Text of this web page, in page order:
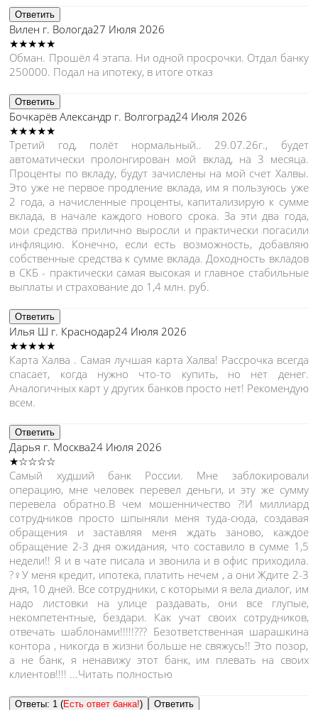
Ответить
Вилен г. Вологда27 Июля 2026
★★★★★
Обман. Прошёл 4 этапа. Ни одной просрочки. Отдал банку
250000. Подал на ипотеку, в итоге отказ
Ответить
Бочкарёв Александр г. Волгоград24 Июля 2026
★★★★★
Третий год, полёт нормальный.. 29.07.26г., будет
автоматически пролонгирован мой вклад, на 3 месяца.
Проценты по вкладу, будут зачислены на мой счет Халвы.
Это уже не первое продление вклада, им я пользуюсь уже
2 года, а начисленные проценты, капитализирую к сумме
вклада, в начале каждого нового срока. За эти два года,
мои средства прилично выросли и практически погасили
инфляцию. Конечно, если есть возможность, добавляю
собственные средства к сумме вклада. Доходность вкладов
в СКБ - практически самая высокая и главное стабильные
выплаты и страхование до 1,4 млн. руб.
Ответить
Илья Ш г. Краснодар24 Июля 2026
★★★★★
Карта Халва . Самая лучшая карта Халва! Рассрочка всегда
спасает, когда нужно что-то купить, но нет денег.
Аналогичных карт у других банков просто нет! Рекомендую
всем.
Ответить
Дарья г. Москва24 Июля 2026
★☆☆☆☆
Самый худший банк России. Мне заблокировали
операцию, мне человек перевел деньги, и эту же сумму
перевела обратно.В чем мошенничество ?!И миллиард
сотрудников просто шпыняли меня туда-сюда, создавая
обращения и заставляя меня ждать заново, каждое
обращение 2-3 дня ожидания, что составило в сумме 1,5
недели!! Я и в чате писала и звонила и в офис приходила.
?‍♀️У меня кредит, ипотека, платить нечем , а они Ждите 2-3
дня, 10 дней. Все сотрудники, с которыми я вела диалог, им
надо листовки на улице раздавать, они все глупые,
некомпетентные, бездари. Как учат своих сотрудников,
отвечать шаблонами!!!!!??? Безответственная шарашкина
контора , никогда в жизни больше не свяжусь!! Это позор,
а не банк, я ненавижу этот банк, им плевать на своих
клиентов!!!! ...Читать полностью
Ответы: 1 (Есть ответ банка!) Ответить